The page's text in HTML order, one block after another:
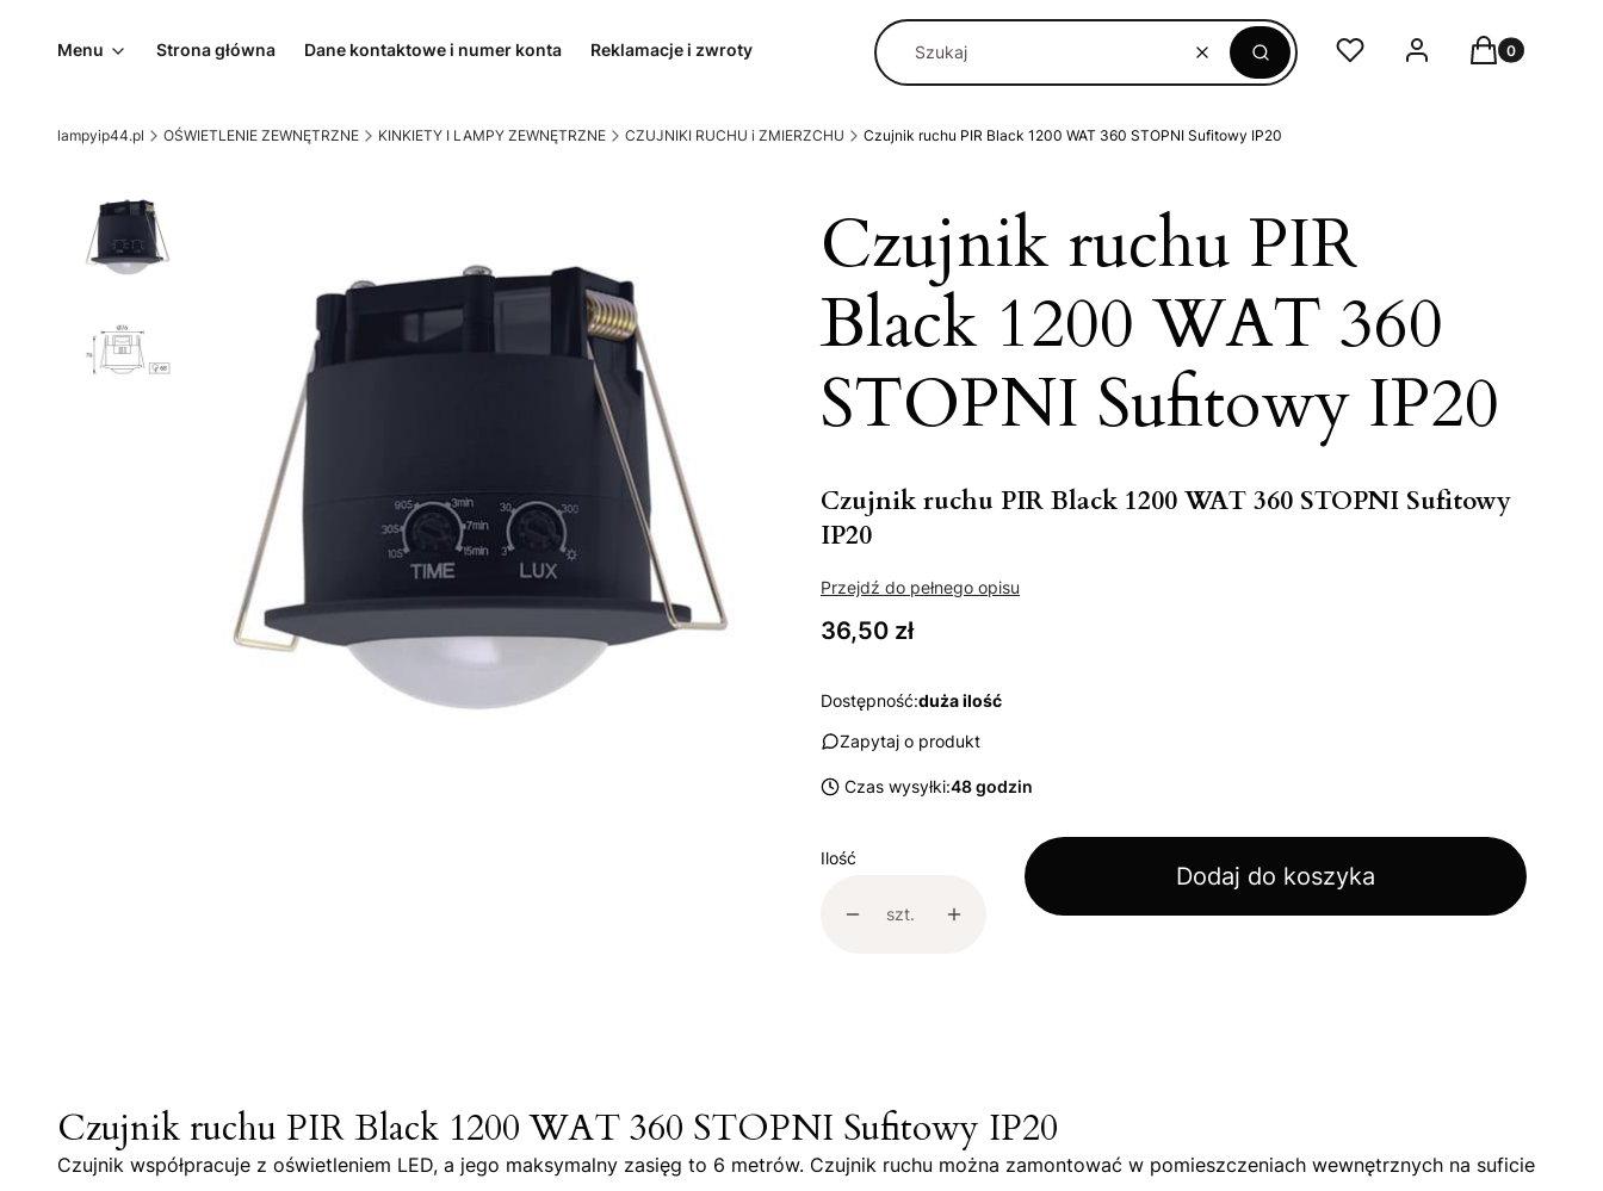
Menu Strona główna Dane kontaktowe i numer konta Reklamacje i zwroty
WyczyśćSzukaj
Ulubione Zaloguj sięProdukty w
Koszyk
lampyip44.pl OŚWIETLENIE ZEWNĘTRZNE KINKIETY I LAMPY ZEWNĘTRZNE CZUJNIKI RUCHU i ZMIERZCHU Czujnik ruchu PIR Black 1200 WAT 360 STOPNI Sufitowy IP20
Czujnik ruchu PIR
Black 1200 WAT 360
STOPNI Sufitowy IP20
Czujnik ruchu PIR Black 1200 WAT 360 STOPNI Sufitowy
IP20
Przejdź do pełnego opisu
Cena
36,50 zł
Dostępność:duża ilość
Zapytaj o produkt
Czas wysyłki:48 godzin
Ilość
szt.
Dodaj do koszyka
Czujnik ruchu PIR Black 1200 WAT 360 STOPNI Sufitowy IP20
Czujnik współpracuje z oświetleniem LED, a jego maksymalny zasięg to 6 metrów. Czujnik ruchu można zamontować w pomieszczeniach wewnętrznych na suficie